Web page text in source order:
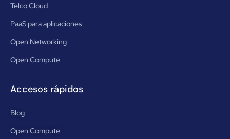
Telco Cloud
PaaS para aplicaciones
Open Networking
Open Compute
Accesos rápidos
Blog
Open Compute